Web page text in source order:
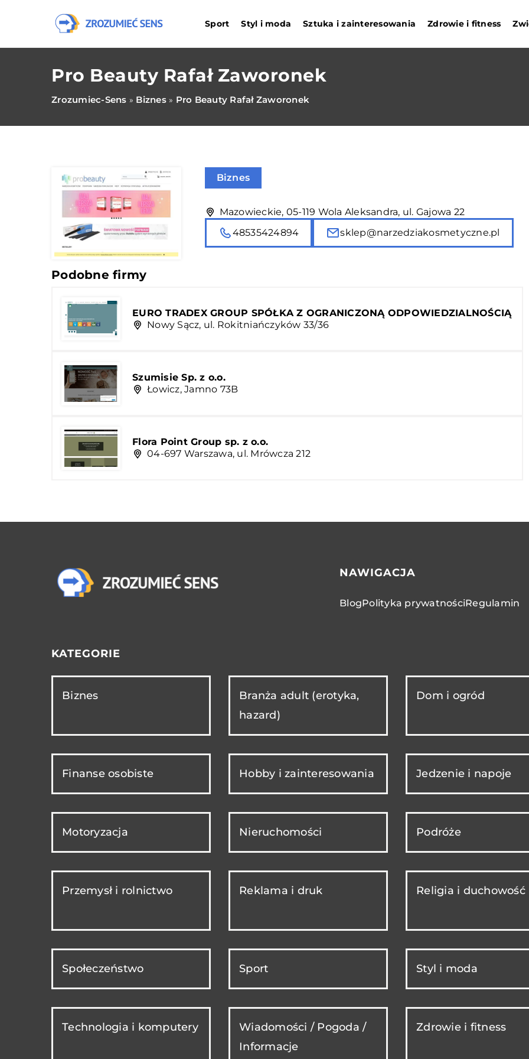
Sport Styl i moda Sztuka i zainteresowania Zdrowie i fitness
Pro Beauty Rafał Zaworonek
Zrozumiec-Sens » Biznes» Pro Beauty Rafał Zaworonek
Biznes
Mazowieckie, 05-119 Wola Aleksandra, ul. Gajowa 22
48535424894
sklep@narzedziakosmetyczne.pl
Podobne firmy
EURO TRADEX GROUP SPÓŁKA Z OGRANICZONĄ ODPOWIEDZIALNOŚCIĄ
Nowy Sącz, ul. Rokitniańczyków 33/36
Szumisie Sp. z o.o.
Łowicz, Jamno 73B
Flora Point Group sp. z o.o.
04-697 Warszawa, ul. Mrówcza 212
NAWIGACJA
BlogPolityka prywatnościRegulamin
KATEGORIE
Biznes
Branża adult (erotyka,
hazard)
Dom i ogród
Finanse osobiste Hobby i zainteresowania Jedzenie i napoje
Motoryzacja Nieruchomości Podróże
Przemysł i rolnictwo Reklama i druk Religia i duchowość
Społeczeństwo Sport Styl i moda
Technologia i komputery
Wiadomości / Pogoda /
Informacje
Zdrowie i fitness